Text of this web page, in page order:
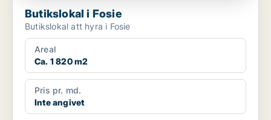
Butikslokal i Fosie
Butikslokal att hyra i Fosie
Areal
Ca. 1 820 m2
Pris pr. md.
Inte angivet